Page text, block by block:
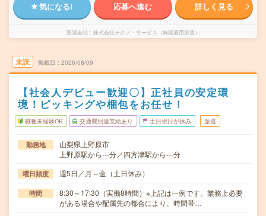
気になる! 応募へ進む 詳しく見る
派遣会社 株式会社テクノ・サービス（無期雇用派遣）
未読 掲載日 2026/08/09
【社会人デビュー歓迎〇】正社員の安定環
境！ピッキングや梱包をお任せ！
職種未経験OK 交通費別途支給あり 土日祝日が休み 派遣
勤務地
山梨県上野原市
上野原駅から---分／四方津駅から---分
曜日頻度 週5日／月～金（土日休み）
時間
8:30～17:30（実働8時間）※上記は一例です。業務上必要
がある場合や配属先の都合により、時間帯…